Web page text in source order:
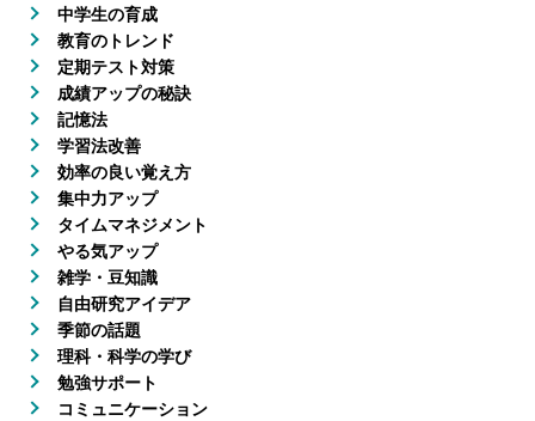
中学生の育成
教育のトレンド
定期テスト対策
成績アップの秘訣
記憶法
学習法改善
効率の良い覚え方
集中力アップ
タイムマネジメント
やる気アップ
雑学・豆知識
自由研究アイデア
季節の話題
理科・科学の学び
勉強サポート
コミュニケーション